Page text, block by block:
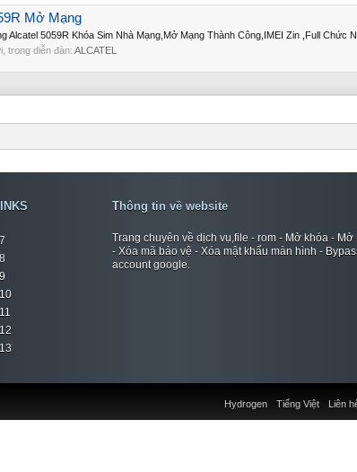
Mở Mạng
Alcatel 5059R Khóa Sim Nhà Mạng,Mở Mạng Thành Công,IMEI Zin ,Full Chức
trong diễn đàn: ALCATEL
Thông tin về website
Trang chuyên về dịch vụ,file - rom - Mở khóa - Mở
- Xóa mã bảo vệ - Xóa mật khẩu màn hình -
account google.
Liên
Hydrogen Tiếng Việt